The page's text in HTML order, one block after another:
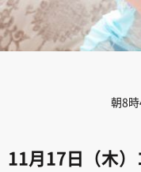
朝8
11月17日（木